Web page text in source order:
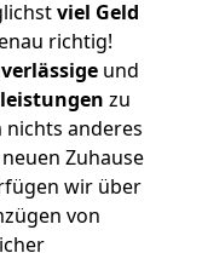
viel Geld
richtig!
und
zu
nichts anderes
Zuhause
wir über
von